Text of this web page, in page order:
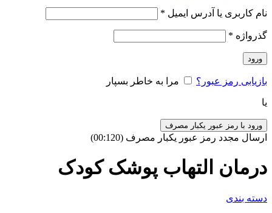
نام کاربری یا آدرس ایمیل *
گذرواژه *
ورود
بازیابی رمز عبور؟ مرا به خاطر بسپار
یا
ورود با رمز عبور یکبار مصرف
ارسال مجدد رمز عبور یکبار مصرف (00:
120
)
درمان التهاب پوشک کودک
دسته بندی